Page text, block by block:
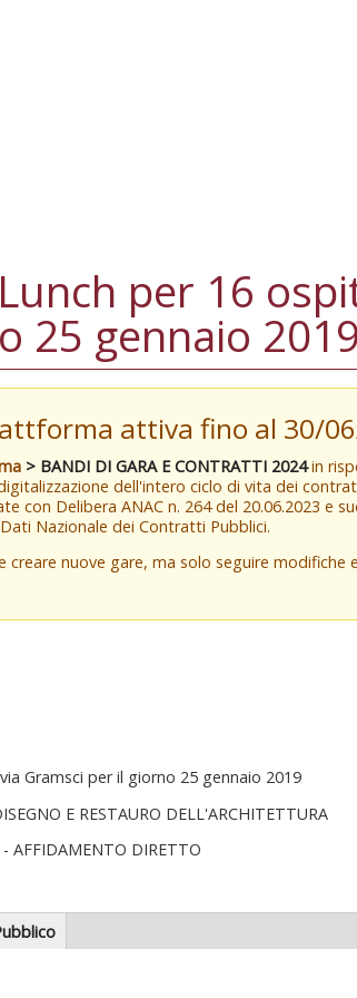
per 16
25 gennaio 2019
attiva fino al 30/
> BANDI DI GARA E CONTRATTI 2024in
dell'intero ciclo di vita dei
con Delibera ANAC n. 264 del 20.06.2023 e
Nazionale dei Contratti Pubblici.
nuove gare, ma solo seguire
Gramsci per il giorno 25 gennaio 2019
E RESTAURO DELL'ARCHITETTURA
AFFIDAMENTO DIRETTO